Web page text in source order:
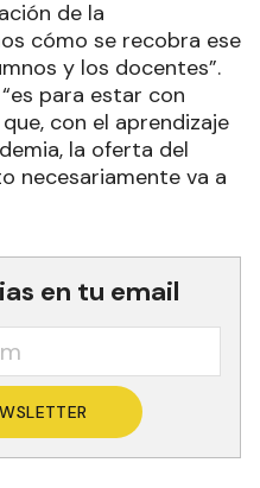
de la
cómo se recobra ese
y los docentes”.
para estar con
con el aprendizaje
la oferta del
necesariamente va a
en tu email